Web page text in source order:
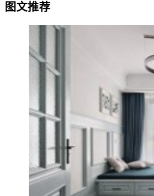
图文推荐